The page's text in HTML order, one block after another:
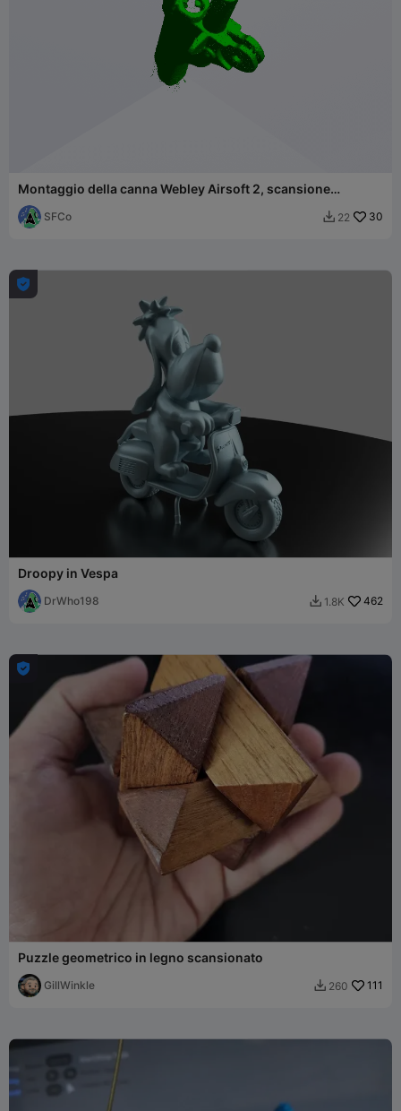
Montaggio della canna Webley Airsoft 2, scansione
dimostrativa
SFCo  22 30

Droopy in Vespa
DrWho198  1.8K 462

Puzzle geometrico in legno scansionato
GillWinkle  260 111